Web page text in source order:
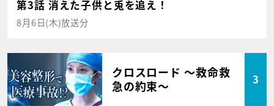
第3話 消えた子供と兎を追え！
8月6日(木)放送分
クロスロード ～救命救
急の約束～
3